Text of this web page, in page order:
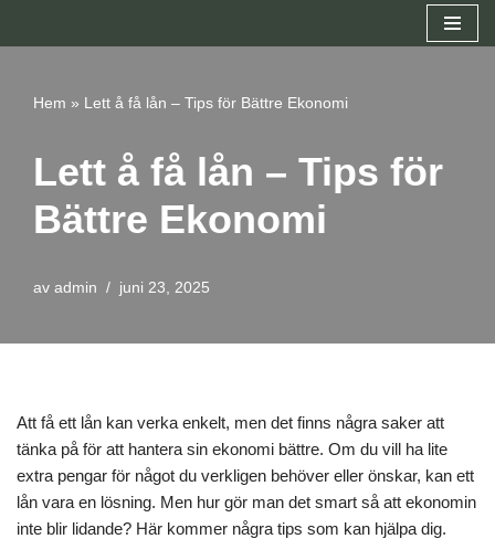
innehåll
Hem » Lett å få lån – Tips för Bättre Ekonomi
Lett å få lån – Tips för
Bättre Ekonomi
av admin juni 23, 2025
Att få ett lån kan verka enkelt, men det finns några saker att
tänka på för att hantera sin ekonomi bättre. Om du vill ha lite
extra pengar för något du verkligen behöver eller önskar, kan ett
lån vara en lösning. Men hur gör man det smart så att ekonomin
inte blir lidande? Här kommer några tips som kan hjälpa dig.